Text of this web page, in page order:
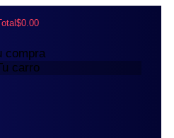
$0.00
compra
carro